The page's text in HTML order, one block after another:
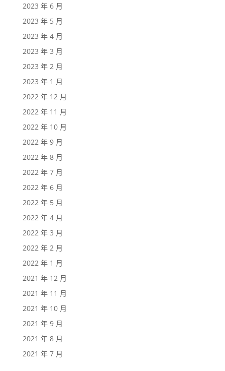
2023 年 6 月
2023 年 5 月
2023 年 4 月
2023 年 3 月
2023 年 2 月
2023 年 1 月
2022 年 12 月
2022 年 11 月
2022 年 10 月
2022 年 9 月
2022 年 8 月
2022 年 7 月
2022 年 6 月
2022 年 5 月
2022 年 4 月
2022 年 3 月
2022 年 2 月
2022 年 1 月
2021 年 12 月
2021 年 11 月
2021 年 10 月
2021 年 9 月
2021 年 8 月
2021 年 7 月